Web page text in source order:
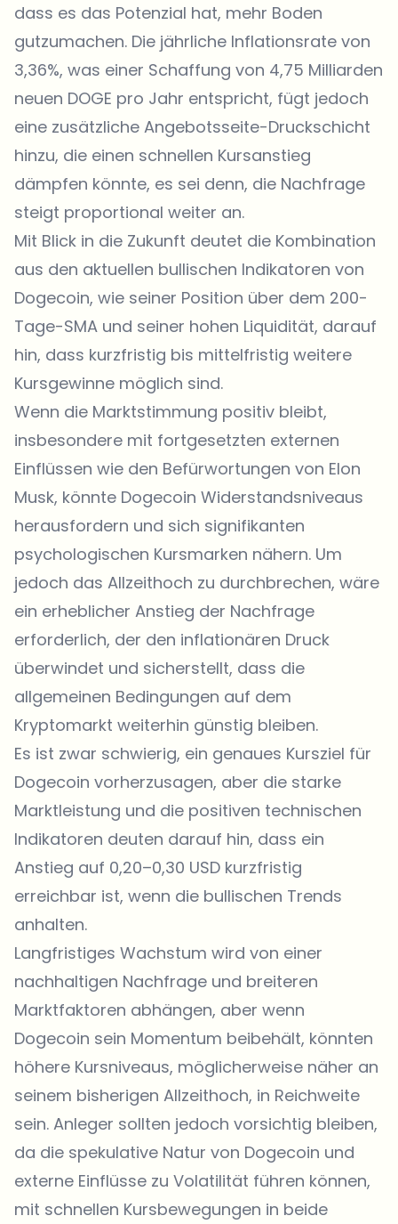
dass es das Potenzial hat, mehr Boden
gutzumachen. Die jährliche Inflationsrate von
3,36%, was einer Schaffung von 4,75 Milliarden
neuen DOGE pro Jahr entspricht, fügt jedoch
eine zusätzliche Angebotsseite-Druckschicht
hinzu, die einen schnellen Kursanstieg
dämpfen könnte, es sei denn, die Nachfrage
steigt proportional weiter an.
Mit Blick in die Zukunft deutet die Kombination
aus den aktuellen bullischen Indikatoren von
Dogecoin, wie seiner Position über dem 200-
Tage-SMA und seiner hohen Liquidität, darauf
hin, dass kurzfristig bis mittelfristig weitere
Kursgewinne möglich sind.
Wenn die Marktstimmung positiv bleibt,
insbesondere mit fortgesetzten externen
Einflüssen wie den Befürwortungen von Elon
Musk, könnte Dogecoin Widerstandsniveaus
herausfordern und sich signifikanten
psychologischen Kursmarken nähern. Um
jedoch das Allzeithoch zu durchbrechen, wäre
ein erheblicher Anstieg der Nachfrage
erforderlich, der den inflationären Druck
überwindet und sicherstellt, dass die
allgemeinen Bedingungen auf dem
Kryptomarkt weiterhin günstig bleiben.
Es ist zwar schwierig, ein genaues Kursziel für
Dogecoin vorherzusagen, aber die starke
Marktleistung und die positiven technischen
Indikatoren deuten darauf hin, dass ein
Anstieg auf 0,20–0,30 USD kurzfristig
erreichbar ist, wenn die bullischen Trends
anhalten.
Langfristiges Wachstum wird von einer
nachhaltigen Nachfrage und breiteren
Marktfaktoren abhängen, aber wenn
Dogecoin sein Momentum beibehält, könnten
höhere Kursniveaus, möglicherweise näher an
seinem bisherigen Allzeithoch, in Reichweite
sein. Anleger sollten jedoch vorsichtig bleiben,
da die spekulative Natur von Dogecoin und
externe Einflüsse zu Volatilität führen können,
mit schnellen Kursbewegungen in beide